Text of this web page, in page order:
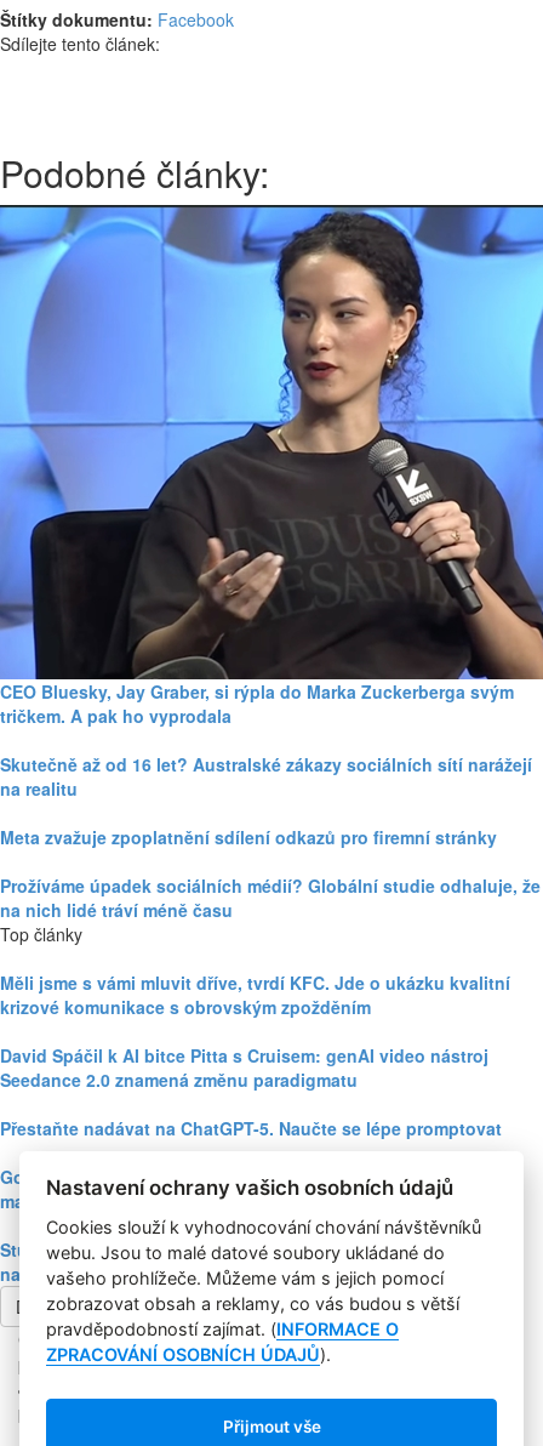
Štítky dokumentu: Facebook
Sdílejte tento článek:
Podobné články:
CEO Bluesky, Jay Graber, si rýpla do Marka Zuckerberga svým
tričkem. A pak ho vyprodala
Skutečně až od 16 let? Australské zákazy sociálních sítí narážejí
na realitu
Meta zvažuje zpoplatnění sdílení odkazů pro firemní stránky
Prožíváme úpadek sociálních médií? Globální studie odhaluje, že
na nich lidé tráví méně času
Top články
Měli jsme s vámi mluvit dříve, tvrdí KFC. Jde o ukázku kvalitní
krizové komunikace s obrovským zpožděním
David Spáčil k AI bitce Pitta s Cruisem: genAI video nástroj
Seedance 2.0 znamená změnu paradigmatu
Přestaňte nadávat na ChatGPT-5. Naučte se lépe promptovat
Google Nano Banana nabízí dosud největší potenciál pro
marketing mezi genAI modely pro tvorbu obrázků
Studie: Využívání generativní AI mezi spotřebiteli při online
nakupování prudce roste
Další článek
Copyright © 2004-2020 Focus Agency, s.r.o. Plné znění licenčních
podmínek. ISSN 1803-957X
Jakékoliv publikování, přebírání nebo šíření obsahu je bez
písemného souhlasu Focus Agency, s.r.o. zakázáno.
RSS 1
Nastavení ochrany vašich osobních údajů
Cookies slouží k vyhodnocování chování návštěvníků
webu. Jsou to malé datové soubory ukládané do
vašeho prohlížeče. Můžeme vám s jejich pomocí
zobrazovat obsah a reklamy, co vás budou s větší
pravděpodobností zajímat. (INFORMACE O
ZPRACOVÁNÍ OSOBNÍCH ÚDAJŮ).
Přijmout vše